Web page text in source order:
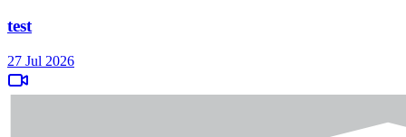
test
27 Jul 2026